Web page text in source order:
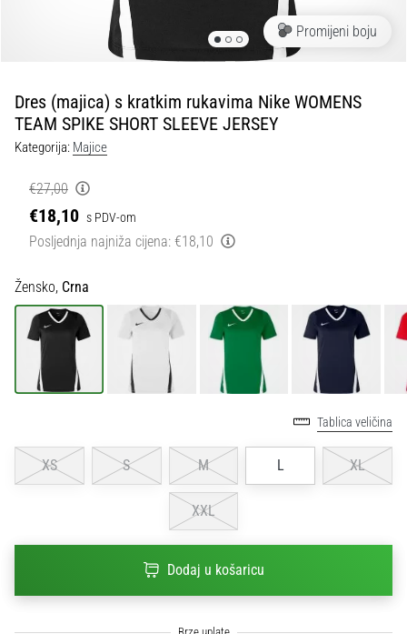
1. 7. 2025
1 min. čitanja
Play
for
More
Victories
Pripremi
za
EURO
dresovima
i
adidas
Budi
Promijeni boju
Dres (majica) s kratkim rukavima Nike WOMENS
TEAM SPIKE SHORT SLEEVE JERSEY
Kategorija: Majice
€27,00
€18,10 s PDV-om
Posljednja najniža cijena: €18,10
Žensko, Crna
Tablica veličina
XS S M L XL
XXL
Dodaj u košaricu